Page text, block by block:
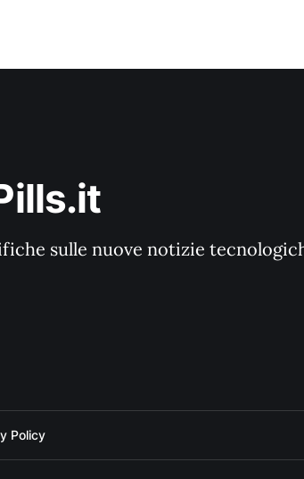
sulle nuove notizie
Policy